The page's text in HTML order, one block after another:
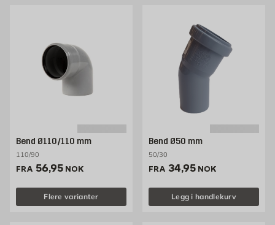
Bend Ø110/110 mm
110/90
FRA Pris 56.95 NOK /stk
56,95 NOK
Flere varianter
Bend Ø50 mm
50/30
FRA Pris 34.95 NOK /stk
34,95 NOK
Legg i handlekurv